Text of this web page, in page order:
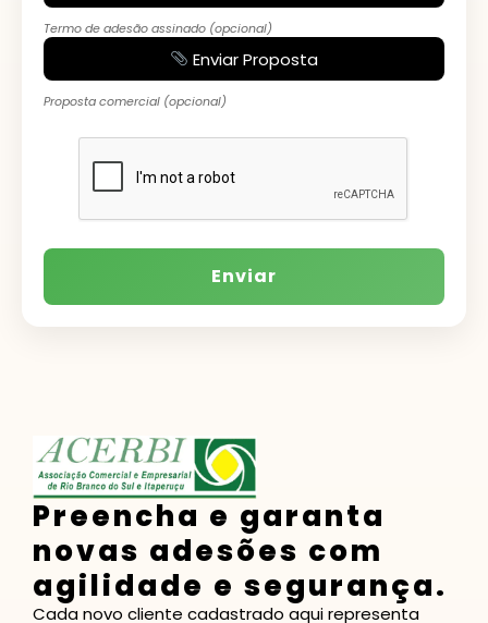
Termo de adesão assinado (opcional)
Enviar Proposta
Proposta comercial (opcional)
Enviar
Preencha e garanta
novas adesões com
agilidade e segurança.
Cada novo cliente cadastrado aqui representa